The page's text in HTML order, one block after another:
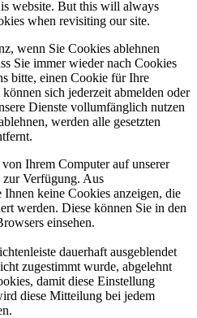
website. But this will always
when revisiting our site.
wenn Sie Cookies ablehnen
Sie immer wieder nach Cookies
bitte, einen Cookie für Ihre
sich jederzeit abmelden oder
Dienste vollumfänglich nutzen
werden alle gesetzten
Ihrem Computer auf unserer
zur Verfügung. Aus
keine Cookies anzeigen, die
werden. Diese können Sie in den
einsehen.
dauerhaft ausgeblendet
zugestimmt wurde, abgelehnt
damit diese Einstellung
diese Mitteilung bei jedem